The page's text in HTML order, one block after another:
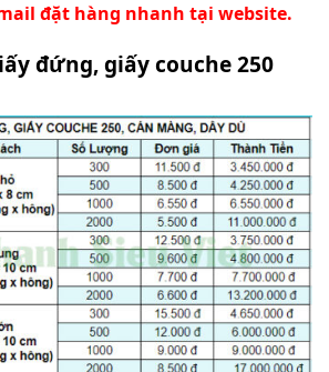
đặt hàng nhanh tại website.
đứng, giấy couche 250